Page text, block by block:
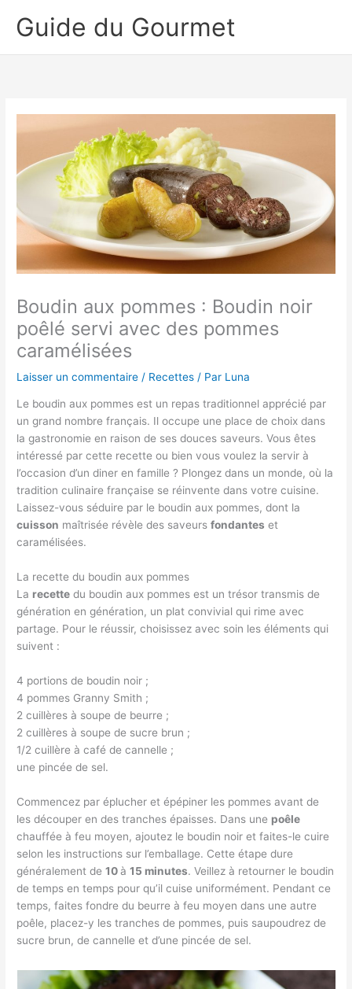
Guide du Gourmet
Boudin aux pommes : Boudin noir
poêlé servi avec des pommes
caramélisées
Laisser un commentaire / Recettes / Par Luna
Le boudin aux pommes est un repas traditionnel apprécié par
un grand nombre français. Il occupe une place de choix dans
la gastronomie en raison de ses douces saveurs. Vous êtes
intéressé par cette recette ou bien vous voulez la servir à
l’occasion d’un diner en famille ? Plongez dans un monde, où la
tradition culinaire française se réinvente dans votre cuisine.
Laissez-vous séduire par le boudin aux pommes, dont la
cuisson maîtrisée révèle des saveursfondantes et
caramélisées.
La recette du boudin aux pommes
La recette du boudin aux pommes est un trésor transmis de
génération en génération, un plat convivial qui rime avec
partage. Pour le réussir, choisissez avec soin les éléments qui
suivent :
4 portions de boudin noir ;
4 pommes Granny Smith ;
2 cuillères à soupe de beurre ;
2 cuillères à soupe de sucre brun ;
1/2 cuillère à café de cannelle ;
une pincée de sel.
Commencez par éplucher et épépiner les pommes avant de
les découper en des tranches épaisses. Dans une poêle
chauffée à feu moyen, ajoutez le boudin noir et faites-le cuire
selon les instructions sur l’emballage. Cette étape dure
généralement de10à15 minutes. Veillez à retourner le boudin
de temps en temps pour qu’il cuise uniformément. Pendant ce
temps, faites fondre du beurre à feu moyen dans une autre
poêle, placez-y les tranches de pommes, puis saupoudrez de
sucre brun, de cannelle et d’une pincée de sel.